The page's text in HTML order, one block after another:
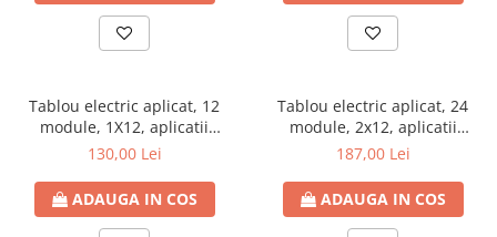
Tablou electric aplicat, 12
module, 1X12, aplicatii
fotovoltaice, usa transparenta
130,00 Lei
ADAUGA IN COS
Tablou electric aplicat, 24
module, 2x12, aplicatii
fotovoltaice, IP65, usa
187,00 Lei
ADAUGA IN COS